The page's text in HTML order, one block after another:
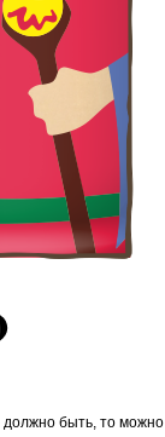
должно быть, то можно